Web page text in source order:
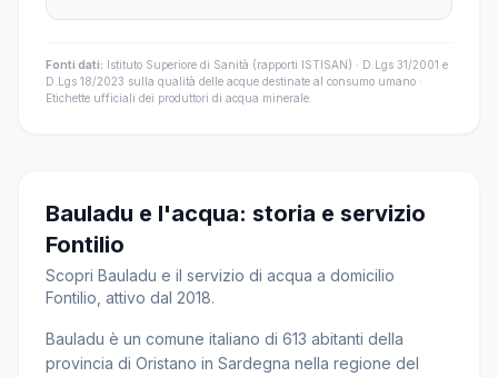
Fonti dati: Istituto Superiore di Sanità (rapporti ISTISAN) · D.Lgs 31/2001 e
D.Lgs 18/2023 sulla qualità delle acque destinate al consumo umano ·
Etichette ufficiali dei produttori di acqua minerale.
Bauladu e l'acqua: storia e servizio
Fontilio
Scopri Bauladu e il servizio di acqua a domicilio
Fontilio, attivo dal 2018.
Bauladu è un comune italiano di 613 abitanti della
provincia di Oristano in Sardegna nella regione del